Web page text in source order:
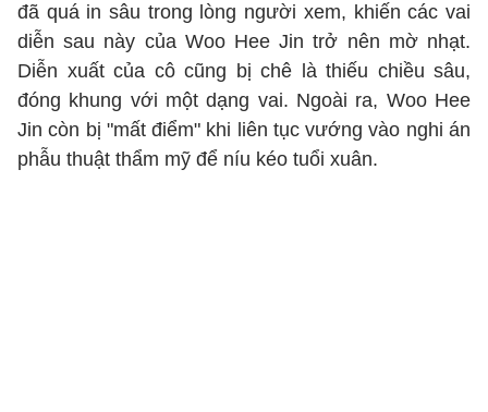
đã quá in sâu trong lòng người xem, khiến các vai
diễn sau này của Woo Hee Jin trở nên mờ nhạt.
Diễn xuất của cô cũng bị chê là thiếu chiều sâu,
đóng khung với một dạng vai. Ngoài ra, Woo Hee
Jin còn bị "mất điểm" khi liên tục vướng vào nghi án
phẫu thuật thẩm mỹ để níu kéo tuổi xuân.